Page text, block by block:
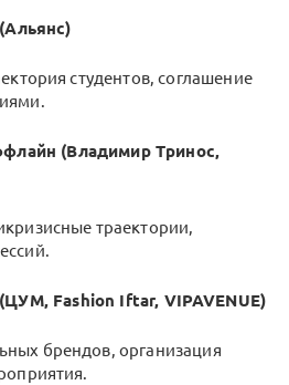
студентов, соглашение
(Владимир Тринос,
траектории,
Fashion Iftar, VIPAVENUE)
брендов, организация